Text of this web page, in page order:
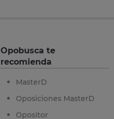
Opobusca te
recomienda
MasterD
Oposiciones MasterD
Opositor